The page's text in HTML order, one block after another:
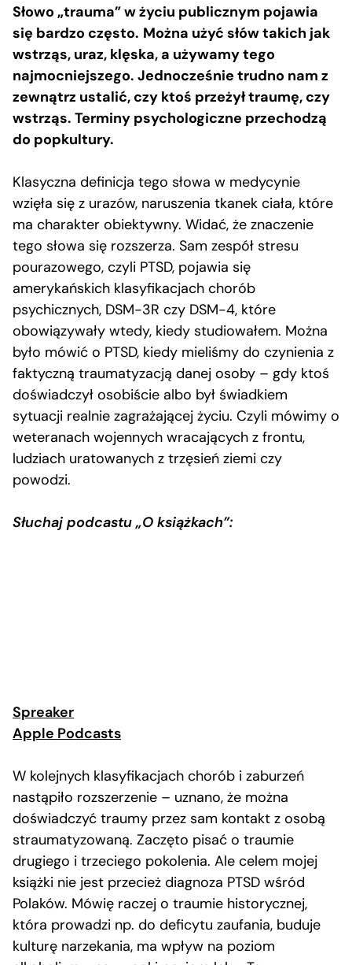
Słowo „trauma” w życiu publicznym pojawia
się bardzo często. Można użyć słów takich jak
wstrząs, uraz, klęska, a używamy tego
najmocniejszego. Jednocześnie trudno nam z
zewnątrz ustalić, czy ktoś przeżył traumę, czy
wstrząs. Terminy psychologiczne przechodzą
do popkultury.
Klasyczna definicja tego słowa w medycynie
wzięła się z urazów, naruszenia tkanek ciała, które
ma charakter obiektywny. Widać, że znaczenie
tego słowa się rozszerza. Sam zespół stresu
pourazowego, czyli PTSD, pojawia się
amerykańskich klasyfikacjach chorób
psychicznych, DSM-3R czy DSM-4, które
obowiązywały wtedy, kiedy studiowałem. Można
było mówić o PTSD, kiedy mieliśmy do czynienia z
faktyczną traumatyzacją danej osoby – gdy ktoś
doświadczył osobiście albo był świadkiem
sytuacji realnie zagrażającej życiu. Czyli mówimy o
weteranach wojennych wracających z frontu,
ludziach uratowanych z trzęsień ziemi czy
powodzi.
Słuchaj podcastu „O książkach”:
Spreaker
Apple Podcasts
W kolejnych klasyfikacjach chorób i zaburzeń
nastąpiło rozszerzenie – uznano, że można
doświadczyć traumy przez sam kontakt z osobą
straumatyzowaną. Zaczęto pisać o traumie
drugiego i trzeciego pokolenia. Ale celem mojej
książki nie jest przecież diagnoza PTSD wśród
Polaków. Mówię raczej o traumie historycznej,
która prowadzi np. do deficytu zaufania, buduje
kulturę narzekania, ma wpływ na poziom